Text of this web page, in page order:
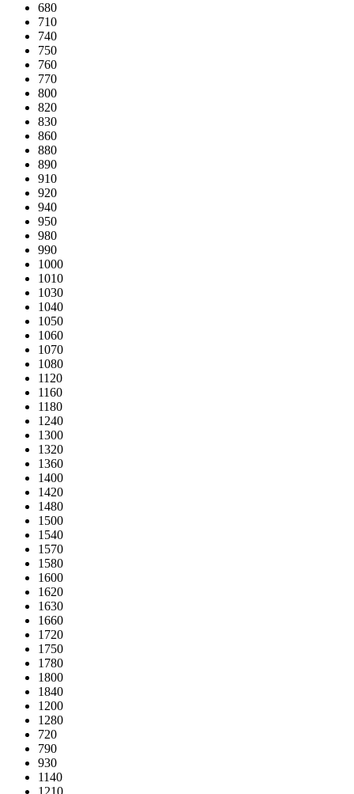
680
710
740
750
760
770
800
820
830
860
880
890
910
920
940
950
980
990
1000
1010
1030
1040
1050
1060
1070
1080
1120
1160
1180
1240
1300
1320
1360
1400
1420
1480
1500
1540
1570
1580
1600
1620
1630
1660
1720
1750
1780
1800
1840
1200
1280
720
790
930
1140